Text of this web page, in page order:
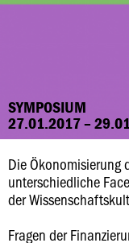
SYMPOSIUM
27.01.2017 –
Die Ökonomisierung
unterschiedliche
der
Fragen der